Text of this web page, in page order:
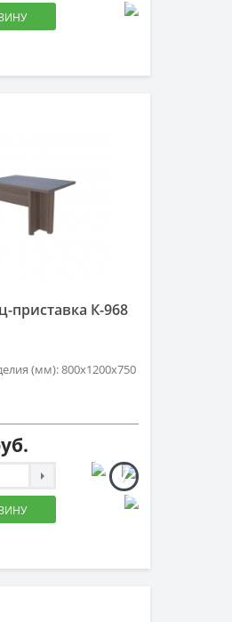
приставка К-968
(мм): 800х1200х750